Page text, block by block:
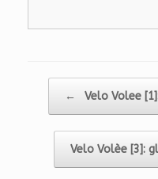
←
Velo Volee
Velo Volèe [3]: